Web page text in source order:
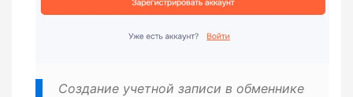
Создание учетной записи в обменнике